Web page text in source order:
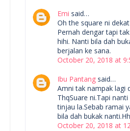
Emi said…
Oh the square ni
Pernah dengar tapi
hihi. Nanti bila dah
berjalan ke sana.
October 20, 2018 at
Ibu Pantang said…
Amni tak nampak lagi
ThqSuare ni.Tapi
tinjau la.Sebab ramai
bila dah bukak
October 20, 2018 at